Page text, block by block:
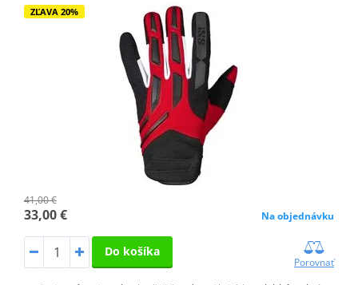
ZĽAVA 20%
41,00 €
33,00 € Na objednávku
Do košíka
Porovnať